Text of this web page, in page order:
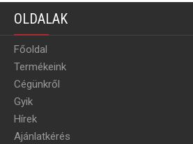
OLDALAK
Főoldal
Termékeink
Cégünkről
Gyik
Hírek
Ajánlatkérés